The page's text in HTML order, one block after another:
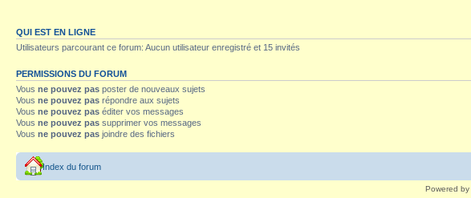
QUI EST EN LIGNE
Utilisateurs parcourant ce forum: Aucun utilisateur enregistré et 15 invités
PERMISSIONS DU FORUM
Vous ne pouvez pas poster de nouveaux sujets
Vous ne pouvez pas répondre aux sujets
Vous ne pouvez pas éditer vos messages
Vous ne pouvez pas supprimer vos messages
Vous ne pouvez pas joindre des fichiers
Index du forum
Powered by